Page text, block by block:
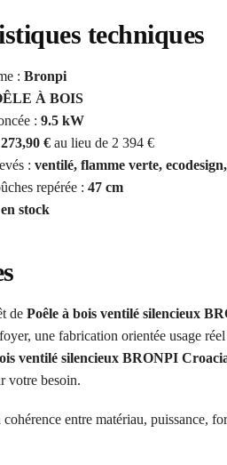
techniques
: Bronpi
À BOIS
: 9.5 kW
€ au lieu de 2 394 €
: ventilé, flamme verte,
repérée : 47 cm
en stock
de Poêle à bois ventilé silencieux
une fabrication orientée usage
ventilé silencieux BRONPI
votre besoin.
entre matériau, puissance,